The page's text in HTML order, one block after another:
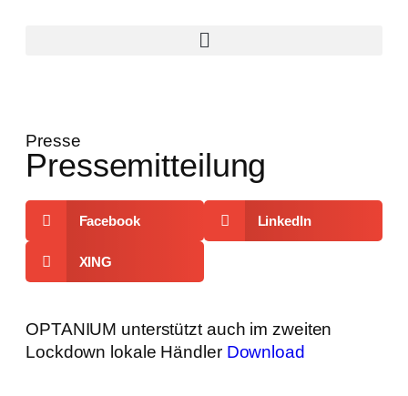
Presse
Pressemitteilung
Facebook LinkedIn
XING
OPTANIUM unterstützt auch im zweiten
Lockdown lokale Händler Download